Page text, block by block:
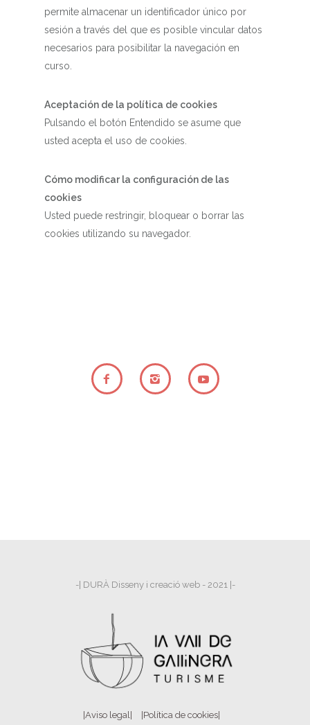
permite almacenar un identificador único por
sesión a través del que es posible vincular datos
necesarios para posibilitar la navegación en
curso.
Aceptación de la política de cookies
Pulsando el botón Entendido se asume que
usted acepta el uso de cookies.
Cómo modificar la configuración de las
cookies
Usted puede restringir, bloquear o borrar las
cookies utilizando su navegador.
-| DURÀ Disseny i creació web - 2021 |-
|Aviso legal| |Política de cookies|